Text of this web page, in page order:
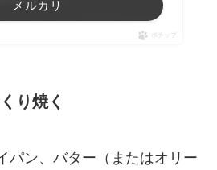
メルカリ
ポチップ
り焼く
パン、バター（またはオリー